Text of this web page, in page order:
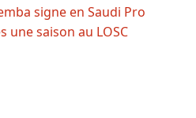
signe en Saudi Pro
une saison au LOSC